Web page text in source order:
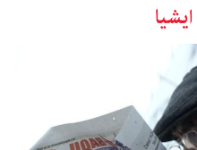
ایشیا